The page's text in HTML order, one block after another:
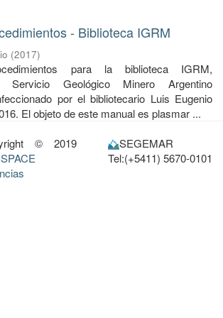
- Biblioteca IGRM
(2017)
para la biblioteca IGRM,
Servicio Geológico Minero Argentino
por el bibliotecario Luis Eugenio
El objeto de este manual es plasmar ...
© 2019
SEGEMAR
Tel:(+5411) 5670-0101